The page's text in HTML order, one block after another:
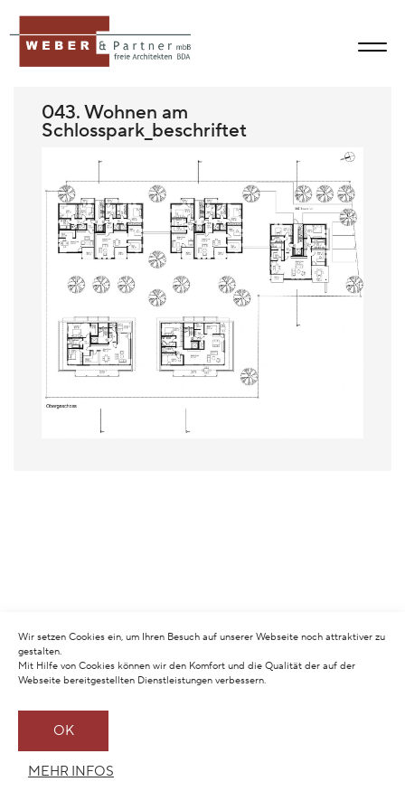
Wir setzen Cookies ein, um Ihren Besuch auf unserer Webseite noch attraktiver zu
gestalten.
Mit Hilfe von Cookies können wir den Komfort und die Qualität der auf der
Webseite bereitgestellten Dienstleistungen verbessern.
OK
MEHR INFOS
043. Wohnen am
Schlosspark_beschriftet